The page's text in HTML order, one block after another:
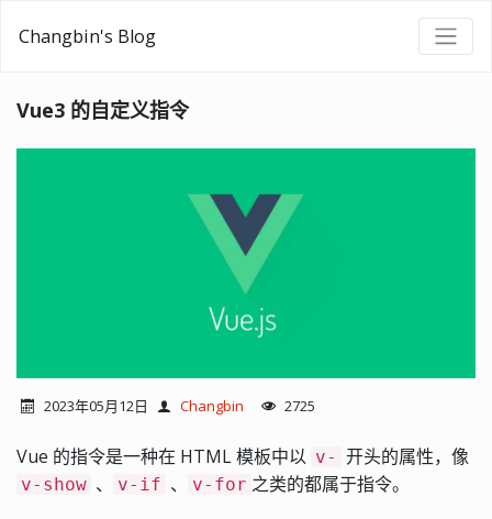
Changbin's Blog
Vue3 的自定义指令
2023年05月12日 Changbin 2725
Vue 的指令是一种在 HTML 模板中以 v- 开头的属性，像
v-show 、 v-if 、 v-for 之类的都属于指令。